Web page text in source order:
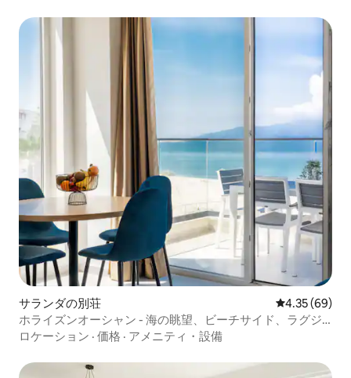
サランダの別荘 レビュー69
4.35 (69)
ホライズンオーシャン - 海の眺望、ビーチサイド、ラグジ
ュアリー
ロケーション · 価格 · アメニティ・設備